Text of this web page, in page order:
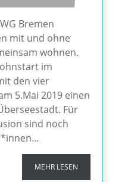
Bremen
mit und ohne
wohnen.
im
den vier
5.Mai 2019 einen
Für
sind noch
MEHR LESEN